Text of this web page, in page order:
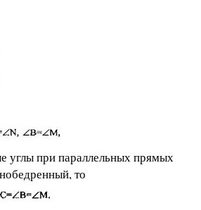
углы при параллельных прямых
то